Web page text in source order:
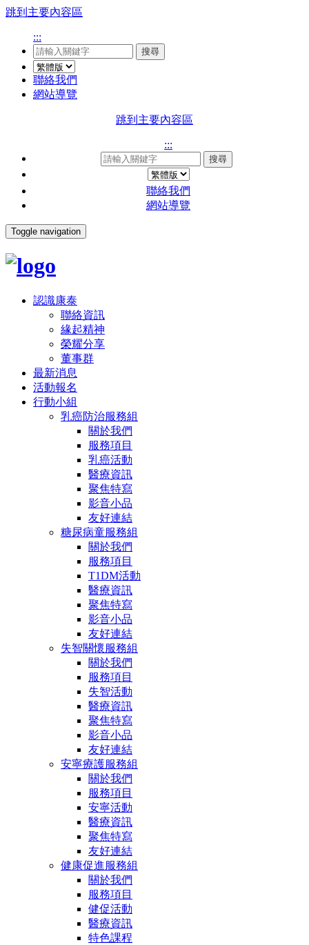
跳到主要內容區
:::
搜尋
聯絡我們
網站導覽
跳到主要內容區
:::
搜尋
聯絡我們
網站導覽
Toggle navigation
認識康泰
聯絡資訊
緣起精神
榮耀分享
董事群
最新消息
活動報名
行動小組
乳癌防治服務組
關於我們
服務項目
乳癌活動
醫療資訊
聚焦特寫
影音小品
友好連結
糖尿病童服務組
關於我們
服務項目
T1DM活動
醫療資訊
聚焦特寫
影音小品
友好連結
失智關懷服務組
關於我們
服務項目
失智活動
醫療資訊
聚焦特寫
影音小品
友好連結
安寧療護服務組
關於我們
服務項目
安寧活動
醫療資訊
聚焦特寫
友好連結
健康促進服務組
關於我們
服務項目
健促活動
醫療資訊
特色課程